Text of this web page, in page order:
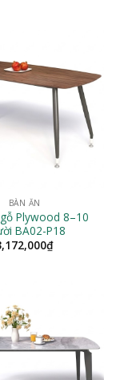
BÀN ĂN
Plywood 8–10
BA02-P18
₫